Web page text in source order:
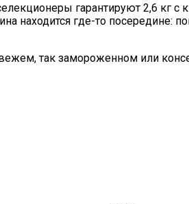
гарантируют 2,6 кг с
находится где-то посередине:
так замороженном или